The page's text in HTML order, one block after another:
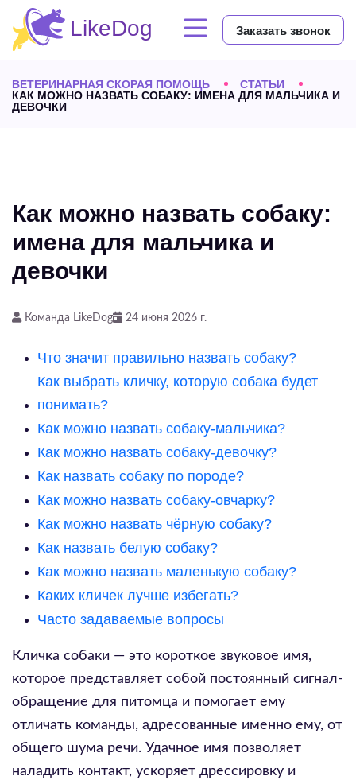
Заказать звонок
ВЕТЕРИНАРНАЯ СКОРАЯ ПОМОЩЬ
СТАТЬИ
КАК МОЖНО НАЗВАТЬ СОБАКУ: ИМЕНА ДЛЯ МАЛЬЧИКА И
ДЕВОЧКИ
Как можно назвать собаку:
имена для мальчика и
девочки
Команда LikeDog 24 июня 2026 г.
Что значит правильно назвать собаку?
Как выбрать кличку, которую собака будет
понимать?
Как можно назвать собаку-мальчика?
Как можно назвать собаку-девочку?
Как назвать собаку по породе?
Как можно назвать собаку-овчарку?
Как можно назвать чёрную собаку?
Как назвать белую собаку?
Как можно назвать маленькую собаку?
Каких кличек лучше избегать?
Часто задаваемые вопросы
Кличка собаки — это короткое звуковое имя,
которое представляет собой постоянный сигнал-
обращение для питомца и помогает ему
отличать команды, адресованные именно ему, от
общего шума речи. Удачное имя позволяет
наладить контакт, ускоряет дрессировку и